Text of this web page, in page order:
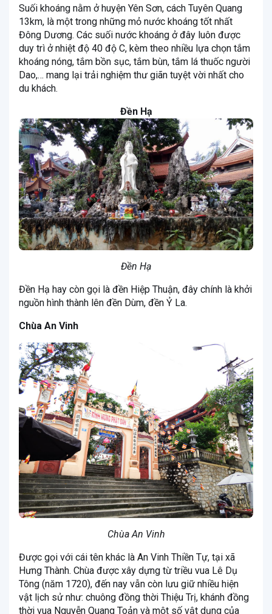
Suối khoáng nằm ở huyện Yên Sơn, cách Tuyên Quang
13km, là một trong những mỏ nước khoáng tốt nhất
Đông Dương. Các suối nước khoáng ở đây luôn được
duy trì ở nhiệt độ 40 độ C, kèm theo nhiều lựa chọn tắm
khoáng nóng, tắm bồn sục, tắm bùn, tắm lá thuốc người
Dao,… mang lại trải nghiệm thư giãn tuyệt vời nhất cho
du khách.
Đền Hạ
Đền Hạ
Đền Hạ hay còn gọi là đền Hiệp Thuận, đây chính là khởi
nguồn hình thành lên đền Dùm, đền Ỷ La.
Chùa An Vinh
Chùa An Vinh
Được gọi với cái tên khác là An Vinh Thiền Tự, tại xã
Hưng Thành. Chùa được xây dựng từ triều vua Lê Dụ
Tông (năm 1720), đến nay vẫn còn lưu giữ nhiều hiện
vật lịch sử như: chuông đồng thời Thiệu Trị, khánh đồng
thời vua Nguyễn Quang Toản và một số vật dụng của